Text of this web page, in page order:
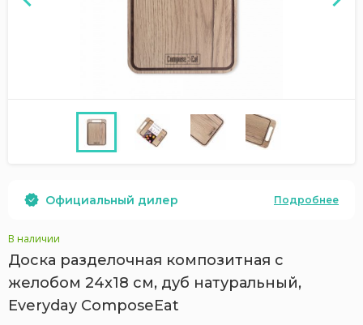
Официальный дилер Подробнее
В наличии
Доска разделочная композитная с
желобом 24x18 см, дуб натуральный,
Everyday ComposeEat